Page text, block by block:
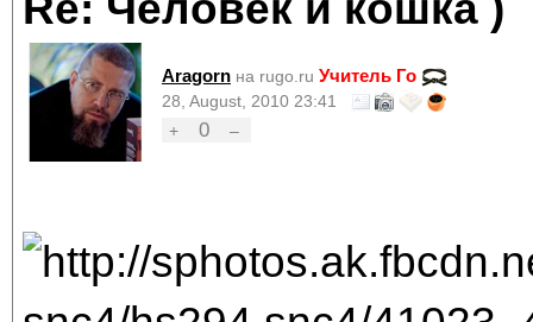
Aragorn на rugo.ru Учитель Го
28, August, 2010 23:41
+
0 –